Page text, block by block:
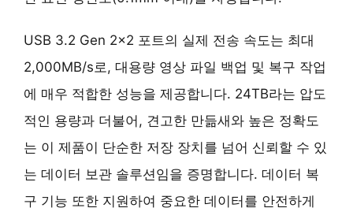
USB 3.2 Gen 2×2 포트의 실제 전송 속도는 최대
2,000MB/s로, 대용량 영상 파일 백업 및 복구 작업
에 매우 적합한 성능을 제공합니다. 24TB라는 압도
적인 용량과 더불어, 견고한 만듦새와 높은 정확도
는 이 제품이 단순한 저장 장치를 넘어 신뢰할 수 있
는 데이터 보관 솔루션임을 증명합니다. 데이터 복
구 기능 또한 지원하여 중요한 데이터를 안전하게